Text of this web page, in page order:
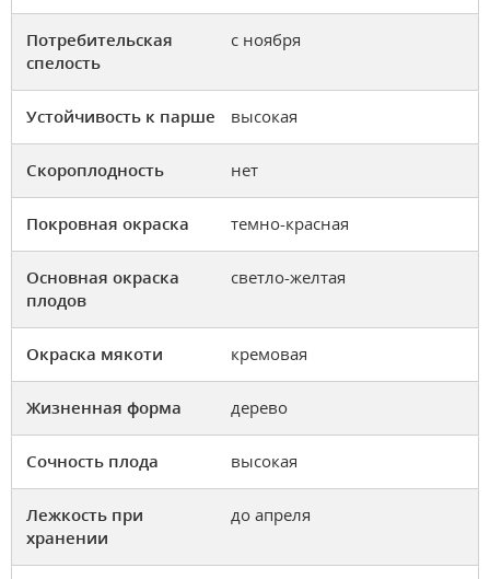
Потребительская
спелость
с ноября
Устойчивость к парше высокая
Скороплодность нет
Покровная окраска темно-красная
Основная окраска
плодов
светло-желтая
Окраска мякоти кремовая
Жизненная форма дерево
Сочность плода высокая
Лежкость при
хранении
до апреля